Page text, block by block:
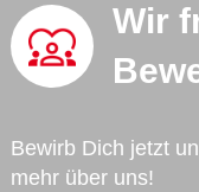
Wir
Bewirb Dich jetzt
mehr über uns!